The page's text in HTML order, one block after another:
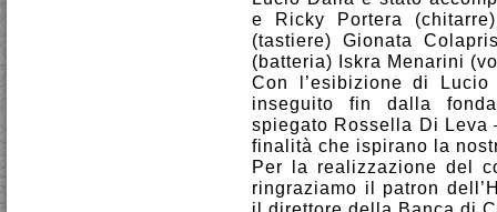
e Ricky Portera
(tastiere) Gionata
(batteria) Iskra Menarini
Con l’esibizione di
inseguito fin dalla
spiegato Rossella Di Leva
finalità che ispirano la
Per la realizzazione del
ringraziamo il patron